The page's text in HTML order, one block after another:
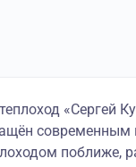
«Сергей
поближе,